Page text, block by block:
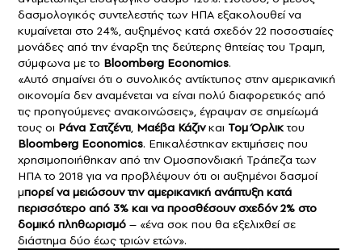
δασμολογικός συντελεστής των ΗΠΑ εξακολουθεί να
κυμαίνεται στο 24%, αυξημένος κατά σχεδόν 22 ποσοστιαίες
μονάδες από την έναρξη της δεύτερης θητείας του Τραμπ,
σύμφωνα με το Bloomberg Economics.
«Αυτό σημαίνει ότι ο συνολικός αντίκτυπος στην αμερικανική
οικονομία δεν αναμένεται να είναι πολύ διαφορετικός από
τις προηγούμενες ανακοινώσεις», έγραψαν σε σημείωμά
τους οι Ράνα Σατζέντι, Μαέβα Κάζινκαι Τομ Όρλικτου
Bloomberg Economics. Επικαλέστηκαν εκτιμήσεις που
χρησιμοποιήθηκαν από την Ομοσπονδιακή Τράπεζα των
ΗΠΑ το 2018 για να προβλέψουν ότι οι αυξημένοι δασμοί
μπορεί να μειώσουν την αμερικανική ανάπτυξη κατά
περισσότερο από 3% και να προσθέσουν σχεδόν 2% στο
δομικό πληθωρισμό – «ένα σοκ που θα εξελιχθεί σε
διάστημα δύο έως τριών ετών».